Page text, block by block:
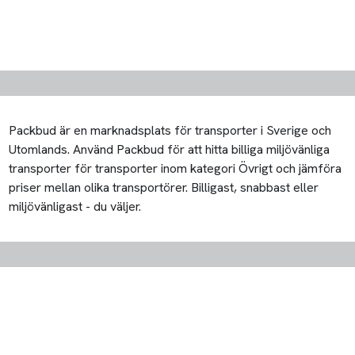
Packbud är en marknadsplats för transporter i Sverige och
Utomlands. Använd Packbud för att hitta billiga miljövänliga
transporter för transporter inom kategori Övrigt och jämföra
priser mellan olika transportörer. Billigast, snabbast eller
miljövänligast - du väljer.